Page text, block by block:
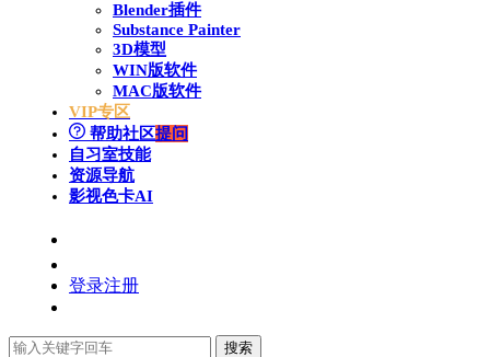
Blender插件
Substance Painter
3D模型
WIN版软件
MAC版软件
VIP专区
帮助社区提问
自习室技能
资源导航
影视色卡AI
登录注册
搜索